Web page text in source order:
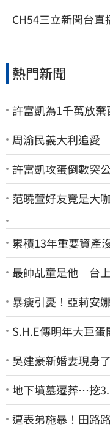
CH54三立新聞台直
熱門新聞
許富凱為1千萬放
周渝民義大利追愛
許富凱攻蛋倒數突
范曉萱好友竟是大
累積13年重要資
最帥乩童是他 台
暴瘦引憂！亞莉安
S.H.E傳明年大巨
吳建豪新婚妻現身
地下墳墓遷葬…挖
安撫祖先
遭表弟施暴！田路